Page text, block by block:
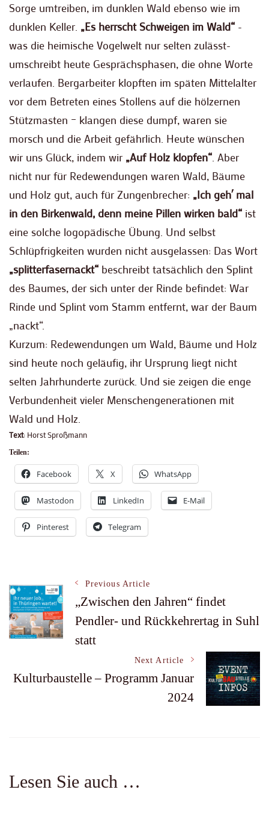
Sorge umtreiben, im dunklen Wald ebenso wie im
dunklen Keller. „Es herrscht Schweigen im Wald“ -
was die heimische Vogelwelt nur selten zulässt-
umschreibt heute Gesprächsphasen, die ohne Worte
verlaufen. Bergarbeiter klopften im späten Mittelalter
vor dem Betreten eines Stollens auf die hölzernen
Stützmasten – klangen diese dumpf, waren sie
morsch und die Arbeit gefährlich. Heute wünschen
wir uns Glück, indem wir „Auf Holz klopfen“. Aber
nicht nur für Redewendungen waren Wald, Bäume
und Holz gut, auch für Zungenbrecher: „Ich geh´ mal
in den Birkenwald, denn meine Pillen wirken bald“ ist
eine solche logopädische Übung. Und selbst
Schlüpfrigkeiten wurden nicht ausgelassen: Das Wort
„splitterfasernackt“ beschreibt tatsächlich den Splint
des Baumes, der sich unter der Rinde befindet: War
Rinde und Splint vom Stamm entfernt, war der Baum
„nackt“.
Kurzum: Redewendungen um Wald, Bäume und Holz
sind heute noch geläufig, ihr Ursprung liegt nicht
selten Jahrhunderte zurück. Und sie zeigen die enge
Verbundenheit vieler Menschengenerationen mit
Wald und Holz.
Text: Horst Sproßmann
Teilen:
Facebook X WhatsApp
Mastodon LinkedIn E-Mail
Pinterest Telegram
Post
Navigation
Previous Article
„Zwischen den Jahren“ findet
Pendler- und Rückkehrertag in Suhl
statt
Next Article
Kulturbaustelle – Programm Januar
2024
Lesen Sie auch …